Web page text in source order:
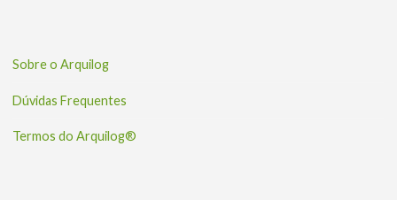
Sobre o Arquilog
Dúvidas Frequentes
Termos do Arquilog®